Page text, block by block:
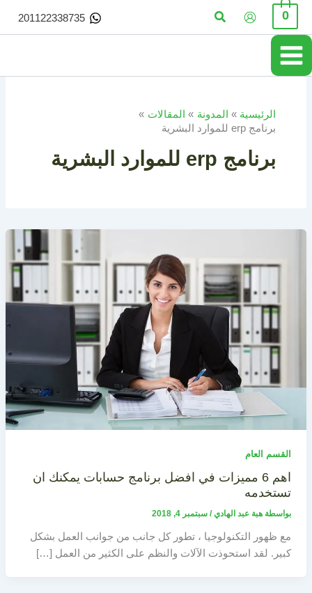
تخطي
المحتوى
0 البحث 201122338735
الرئيسية المدونة
المقالات
برنامج erp للموارد البشرية
برنامج erp للموارد البشرية
القسم العام
اهم 6 مميزات في افضل برنامج حسابات يمكنك ان
تستخدمه
بواسطة هبة عبد الهادي/ سبتمبر 4, 2018
مع ظهور التكنولوجيا ، تطور كل جانب من جوانب العمل بشكل
كبير. لقد استحوذت الآلات والنظم على الكثير من العمل […]